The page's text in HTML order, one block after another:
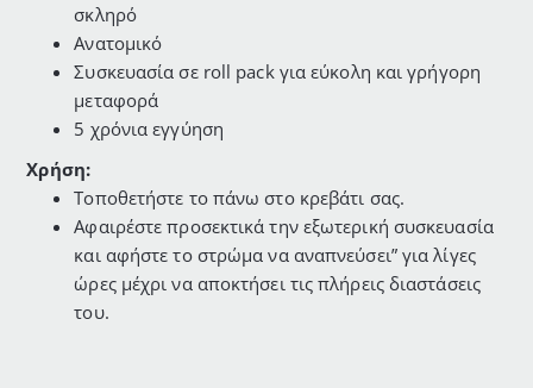
σκληρό
Ανατομικό
Συσκευασία σε roll pack για εύκολη και γρήγορη
μεταφορά
5 χρόνια εγγύηση
Χρήση:
Τοποθετήστε το πάνω στο κρεβάτι σας.
Αφαιρέστε προσεκτικά την εξωτερική συσκευασία
και αφήστε το στρώμα να αναπνεύσει” για λίγες
ώρες μέχρι να αποκτήσει τις πλήρεις διαστάσεις
του.